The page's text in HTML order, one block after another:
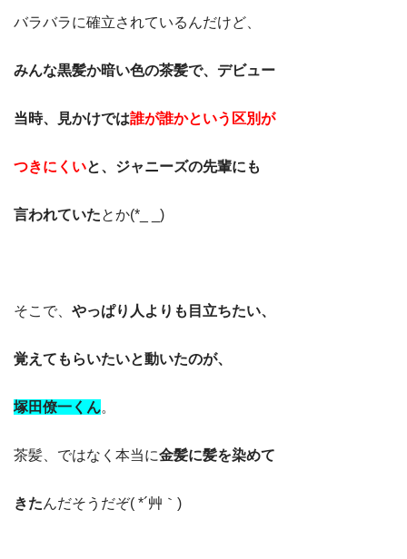
バラバラに確立されているんだけど、
みんな黒髪か暗い色の茶髪で、デビュー
当時、見かけでは誰が誰かという区別が
つきにくいと、ジャニーズの先輩にも
言われていたとか(*_ _)
そこで、 やっぱり人よりも目立ちたい、
覚えてもらいたいと動いたのが、
塚田僚一くん。
茶髪、ではなく本当に金髪に髪を染めて
きたんだそうだぞ( *´艸｀)